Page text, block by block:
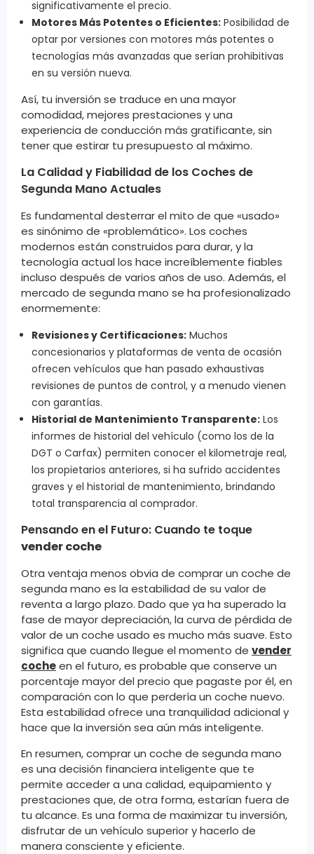
significativamente el precio.
Motores Más Potentes o Eficientes: Posibilidad de
optar por versiones con motores más potentes o
tecnologías más avanzadas que serían prohibitivas
en su versión nueva.
Así, tu inversión se traduce en una mayor
comodidad, mejores prestaciones y una
experiencia de conducción más gratificante, sin
tener que estirar tu presupuesto al máximo.
La Calidad y Fiabilidad de los Coches de
Segunda Mano Actuales
Es fundamental desterrar el mito de que «usado»
es sinónimo de «problemático». Los coches
modernos están construidos para durar, y la
tecnología actual los hace increíblemente fiables
incluso después de varios años de uso. Además, el
mercado de segunda mano se ha profesionalizado
enormemente:
Revisiones y Certificaciones: Muchos
concesionarios y plataformas de venta de ocasión
ofrecen vehículos que han pasado exhaustivas
revisiones de puntos de control, y a menudo vienen
con garantías.
Historial de Mantenimiento Transparente: Los
informes de historial del vehículo (como los de la
DGT o Carfax) permiten conocer el kilometraje real,
los propietarios anteriores, si ha sufrido accidentes
graves y el historial de mantenimiento, brindando
total transparencia al comprador.
Pensando en el Futuro: Cuando te toque
vender coche
Otra ventaja menos obvia de comprar un coche de
segunda mano es la estabilidad de su valor de
reventa a largo plazo. Dado que ya ha superado la
fase de mayor depreciación, la curva de pérdida de
valor de un coche usado es mucho más suave. Esto
significa que cuando llegue el momento de vender
cocheen el futuro, es probable que conserve un
porcentaje mayor del precio que pagaste por él, en
comparación con lo que perdería un coche nuevo.
Esta estabilidad ofrece una tranquilidad adicional y
hace que la inversión sea aún más inteligente.
En resumen, comprar un coche de segunda mano
es una decisión financiera inteligente que te
permite acceder a una calidad, equipamiento y
prestaciones que, de otra forma, estarían fuera de
tu alcance. Es una forma de maximizar tu inversión,
disfrutar de un vehículo superior y hacerlo de
manera consciente y eficiente.